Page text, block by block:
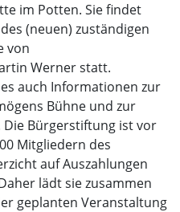
im Potten. Sie findet
(neuen) zuständigen
von
Werner statt.
auch Informationen zur
Bühne und zur
Bürgerstiftung ist vor
Mitgliedern des
auf Auszahlungen
lädt sie zusammen
geplanten Veranstaltung